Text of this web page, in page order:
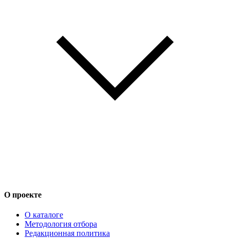
О проекте
О каталоге
Методология отбора
Редакционная политика